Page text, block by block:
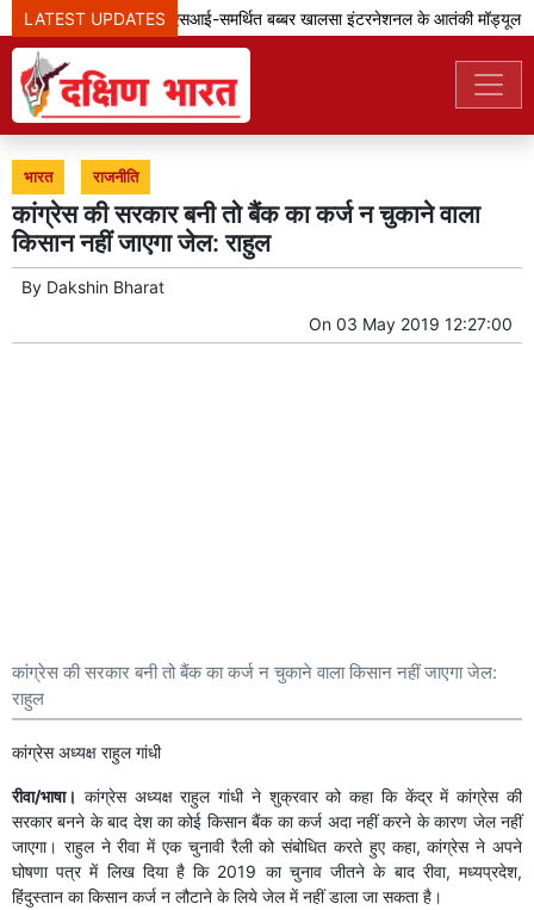
LATEST UPDATES
पंजाब पुलिस ने आईएसआई-समर्थित बब्बर खालसा इंटरनेशनल के आतंकी मॉड्यूल का
भारत राजनीति
कांग्रेस की सरकार बनी तो बैंक का कर्ज न चुकाने वाला
किसान नहीं जाएगा जेल: राहुल
By Dakshin Bharat
On 03 May 2019 12:27:00
कांग्रेस की सरकार बनी तो बैंक का कर्ज न चुकाने वाला किसान नहीं जाएगा जेल:
राहुल
कांग्रेस अध्यक्ष राहुल गांधी
रीवा/भाषा। कांग्रेस अध्यक्ष राहुल गांधी ने शुक्रवार को कहा कि केंद्र में कांग्रेस की
सरकार बनने के बाद देश का कोई किसान बैंक का कर्ज अदा नहीं करने के कारण जेल नहीं
जाएगा। राहुल ने रीवा में एक चुनावी रैली को संबोधित करते हुए कहा, कांग्रेस ने अपने
घोषणा पत्र में लिख दिया है कि 2019 का चुनाव जीतने के बाद रीवा, मध्यप्रदेश,
हिंदुस्तान का किसान कर्ज न लौटाने के लिये जेल में नहीं डाला जा सकता है।